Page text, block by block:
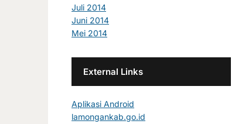
Juli 2014
Juni 2014
Mei 2014
External Links
Aplikasi Android
lamongankab.go.id